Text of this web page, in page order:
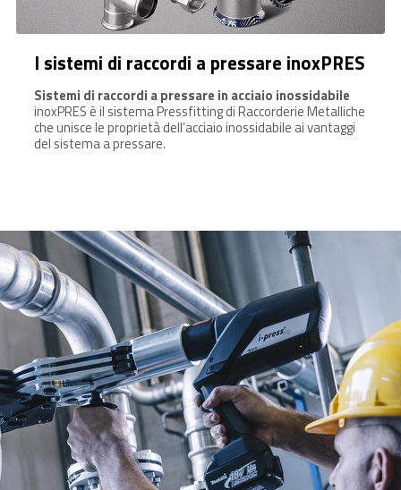
I sistemi di raccordi a pressare inoxPRES
Sistemi di raccordi a pressare in acciaio inossidabile
inoxPRES è il sistema Pressfitting di Raccorderie Metalliche
che unisce le proprietà dell’acciaio inossidabile ai vantaggi
del sistema a pressare.